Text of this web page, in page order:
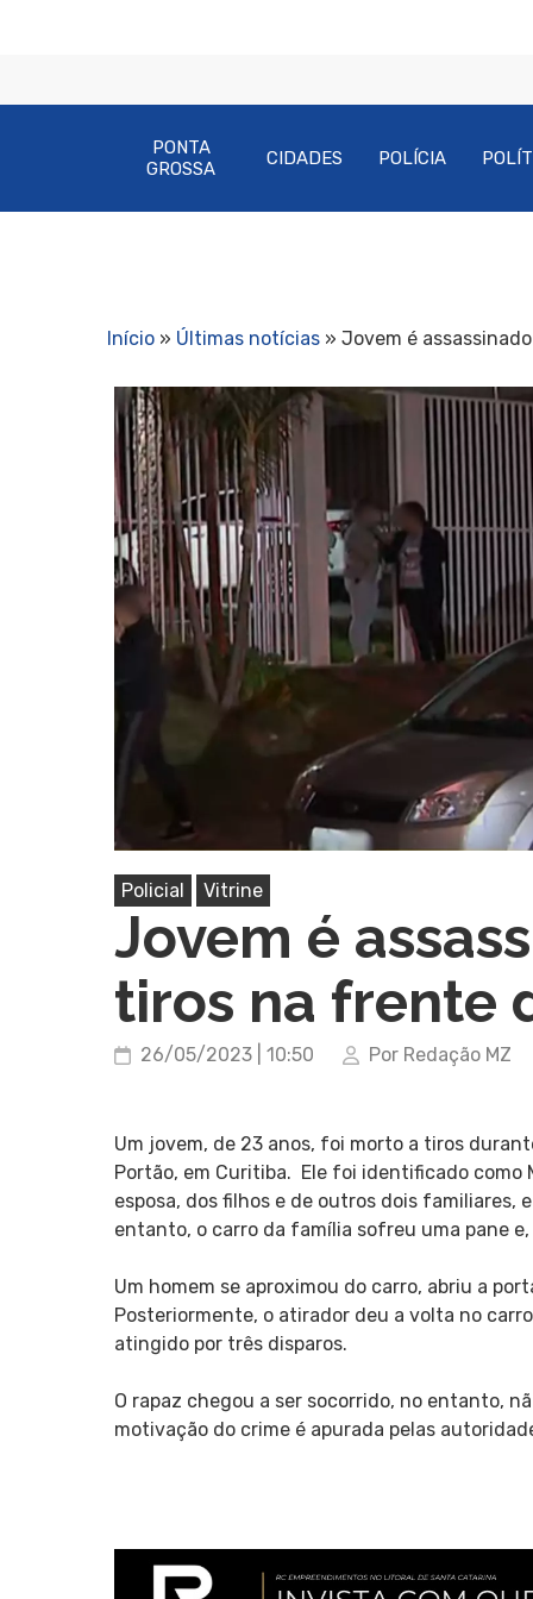
Pressione Enter para pesquisar ou ESC
PONTA
GROSSA
CIDADES POLÍCIA
Início » Últimas notícias » Jovem é
Policial Vitrine
Jovem é
tiros na frente
26/05/2023 | 10:50 Por Redação MZ
Um jovem, de 23 anos, foi morto a tiros
Portão, em Curitiba. Ele foi identificado como
esposa, dos filhos e de outros dois familiares,
entanto, o carro da família sofreu uma pane
Um homem se aproximou do carro, abriu a
Posteriormente, o atirador deu a volta no
atingido por três disparos.
O rapaz chegou a ser socorrido, no entanto,
motivação do crime é apurada pelas